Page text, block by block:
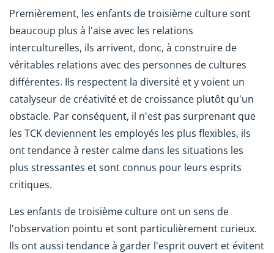
Premièrement, les enfants de troisième culture sont
beaucoup plus à l'aise avec les relations
interculturelles, ils arrivent, donc, à construire de
véritables relations avec des personnes de cultures
différentes. Ils respectent la diversité et y voient un
catalyseur de créativité et de croissance plutôt qu'un
obstacle. Par conséquent, il n'est pas surprenant que
les TCK deviennent les employés les plus flexibles, ils
ont tendance à rester calme dans les situations les
plus stressantes et sont connus pour leurs esprits
critiques.
Les enfants de troisième culture ont un sens de
l'observation pointu et sont particulièrement curieux.
Ils ont aussi tendance à garder l'esprit ouvert et évitent